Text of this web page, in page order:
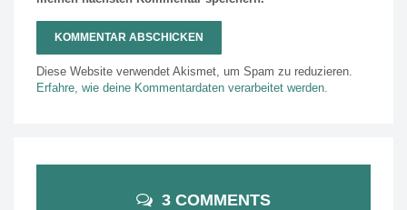
Diese Website verwendet Akismet, um Spam zu reduzieren.
Erfahre, wie deine Kommentardaten verarbeitet werden.
3 COMMENTS